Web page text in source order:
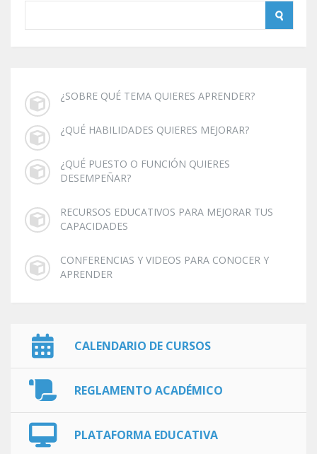
¿SOBRE QUÉ TEMA QUIERES APRENDER?
¿QUÉ HABILIDADES QUIERES MEJORAR?
¿QUÉ PUESTO O FUNCIÓN QUIERES
DESEMPEÑAR?
RECURSOS EDUCATIVOS PARA MEJORAR TUS
CAPACIDADES
CONFERENCIAS Y VIDEOS PARA CONOCER Y
APRENDER
CALENDARIO DE CURSOS
REGLAMENTO ACADÉMICO
PLATAFORMA EDUCATIVA